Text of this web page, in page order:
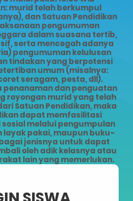
murid telah berkumpul
dan Satuan Pendidikan
pengumuman
dalam suasana tertib,
serta mencegah adanya
pengumuman kelulusan
tindakan yang berpotensi
umum (misalnya:
seragam, pesta, dll).
penanaman dan penguatan
royongan murid yang telah
Satuan Pendidikan, maka
dapat memfasilitasi
melalui pengumpulan
layak pakai, maupun buku-
jenisnya untuk dapat
oleh adik kelasnya atau
lain yang memerlukan.